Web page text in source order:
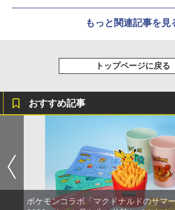
もっと関連記事を見
トップページに戻る
おすすめ記事
ポケモンコラボ「マクドナルドのサマ